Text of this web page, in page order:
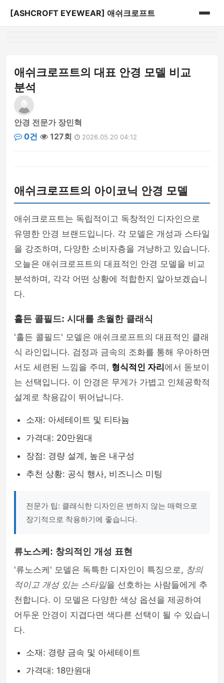
[ASHCROFT EYEWEAR] 애쉬크로프트
애쉬크로프트의 대표 안경 모델 비교
분석
안경 전문가 장민혁
0건
127회 2026.05.20 04:12
애쉬크로프트의 아이코닉 안경 모델
애쉬크로프트는 독립적이고 독창적인 디자인으로
유명한 안경 브랜드입니다. 각 모델은 개성과 스타일
을 강조하며, 다양한 소비자층을 겨냥하고 있습니다.
오늘은 애쉬크로프트의 대표적인 안경 모델을 비교
분석하며, 각각 어떤 상황에 적합한지 알아보겠습니
다.
홀든 콜필드: 시대를 초월한 클래식
'홀든 콜필드' 모델은 애쉬크로프트의 대표적인 클래
식 라인입니다. 검정과 금속의 조화를 통해 우아하면
서도 세련된 느낌을 주며, 형식적인 자리 에서 돋보이
는 선택입니다. 이 안경은 무게가 가볍고 인체공학적
설계로 착용감이 뛰어납니다.
소재: 아세테이트 및 티타늄
가격대: 20만원대
장점: 경량 설계, 높은 내구성
추천 상황: 공식 행사, 비즈니스 미팅
전문가 팁: 클래식한 디자인은 변하지 않는 매력으로
장기적으로 착용하기에 좋습니다.
류노스케: 창의적인 개성 표현
'류노스케' 모델은 독특한 디자인이 특징으로, 창의
적이고 개성 있는 스타일을 선호하는 사람들에게 추
천합니다. 이 모델은 다양한 색상 옵션을 제공하여
어두운 안경이 지겹다면 색다른 선택이 될 수 있습니
다.
소재: 경량 금속 및 아세테이트
가격대: 18만원대